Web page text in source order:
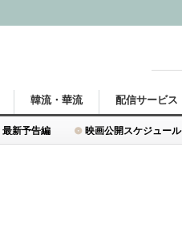
最新予告編 映画公開スケジュール
韓流・華流 配信サービス